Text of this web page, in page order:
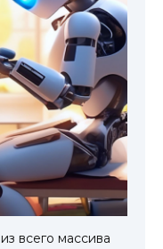
всего массива